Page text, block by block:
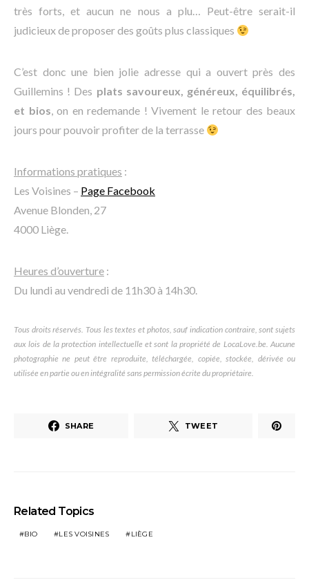
très forts, et aucun ne nous a plu… Peut-être serait-il
judicieux de proposer des goûts plus classiques
C’est donc une bien jolie adresse qui a ouvert près des
Guillemins ! Des plats savoureux, généreux, équilibrés,
et bios, on en redemande ! Vivement le retour des beaux
jours pour pouvoir profiter de la terrasse
Informations pratiques :
Les Voisines – Page Facebook
Avenue Blonden, 27
4000 Liège.
Heures d’ouverture :
Du lundi au vendredi de 11h30 à 14h30.
Tous droits réservés. Tous les textes et photos, sauf indication contraire, sont sujets
aux lois de la protection intellectuelle et sont la propriété de LocaLove.be. Aucune
photographie ne peut être reproduite, téléchargée, copiée, stockée, dérivée ou
utilisée en partie ou en intégralité sans permission écrite du propriétaire.
SHARE TWEET
Related Topics
BIO LES VOISINES LIÈGE